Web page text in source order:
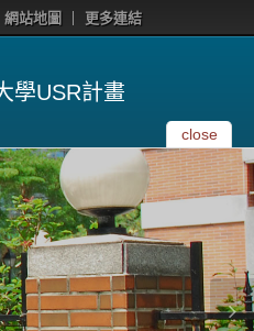
網站地圖 更多連結
學USR計畫
close